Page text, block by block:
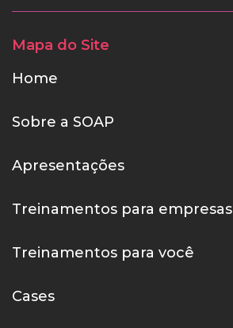
Mapa do Site
Home
Sobre a SOAP
Apresentações
Treinamentos para empresas
Treinamentos para você
Cases